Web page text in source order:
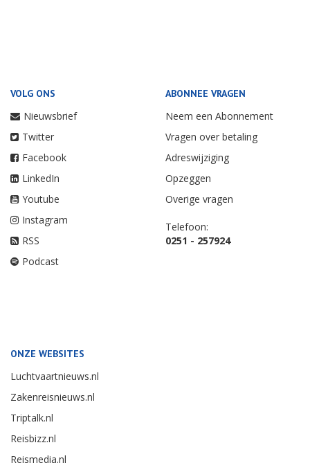
VOLG ONS
Nieuwsbrief
Twitter
Facebook
LinkedIn
Youtube
Instagram
RSS
Podcast
ABONNEE VRAGEN
Neem een Abonnement
Vragen over betaling
Adreswijziging
Opzeggen
Overige vragen
Telefoon:
0251 - 257924
ONZE WEBSITES
Luchtvaartnieuws.nl
Zakenreisnieuws.nl
Triptalk.nl
Reisbizz.nl
Reismedia.nl